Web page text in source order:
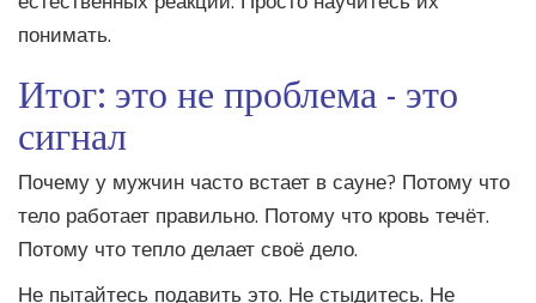
понимать.
Итог: это не проблема - это
сигнал
Почему у мужчин часто встает в сауне? Потому что
тело работает правильно. Потому что кровь течёт.
Потому что тепло делает своё дело.
Не пытайтесь подавить это. Не стыдитесь. Не